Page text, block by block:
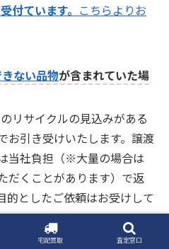
付ています。 こちらよりお
ない品物が含まれていた場
リサイクルの見込みがある
お引き受けいたします。譲渡
当社負担（※大量の場合は
だくことがあります）で返
的としたご依頼はお受けして
宅配買取 査定窓口